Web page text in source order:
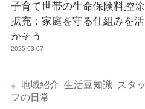
子育て世帯の生命保険料控除
拡充：家庭を守る仕組みを活
かそう
2025-03-07
地域紹介 生活豆知識 スタッ
フの日常